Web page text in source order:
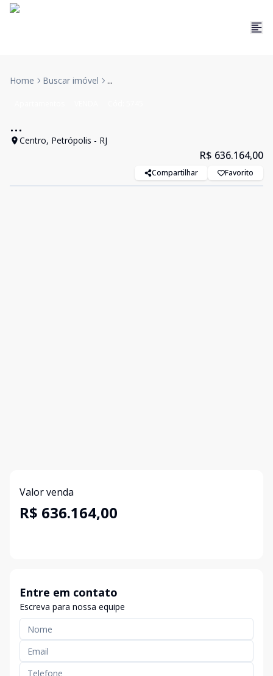
Home Buscar imóvel ...
...
Centro, Petrópolis - RJ
R$ 636.164,00
Compartilhar Favorito
Valor venda
R$ 636.164,00
Entre em contato
Escreva para nossa equipe